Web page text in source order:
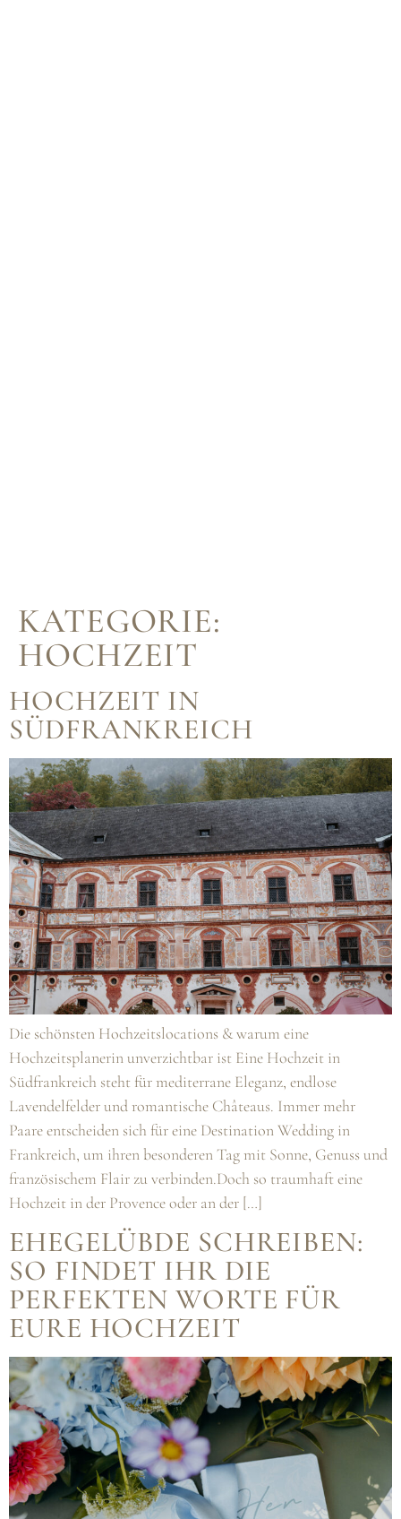
KATEGORIE:
HOCHZEIT
HOCHZEIT IN
SÜDFRANKREICH
Die schönsten Hochzeitslocations & warum eine
Hochzeitsplanerin unverzichtbar ist Eine Hochzeit in
Südfrankreich steht für mediterrane Eleganz, endlose
Lavendelfelder und romantische Châteaus. Immer mehr
Paare entscheiden sich für eine Destination Wedding in
Frankreich, um ihren besonderen Tag mit Sonne, Genuss und
französischem Flair zu verbinden.Doch so traumhaft eine
Hochzeit in der Provence oder an der […]
EHEGELÜBDE SCHREIBEN:
SO FINDET IHR DIE
PERFEKTEN WORTE FÜR
EURE HOCHZEIT